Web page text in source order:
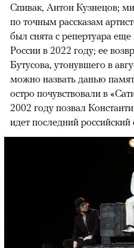
Спивак, Антон Кузнецов;
по точным рассказам
был снята с репертуара
России в 2022 году; ее
Бутусова, утонувшего в
можно назвать данью
остро почувствовали в
2002 году позвал
идет последний российский